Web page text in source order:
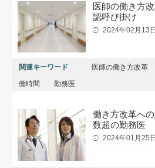
医師の働き方
認呼び掛け
2024年02月13
関連キーワード 医師の働き方改革
働時間
勤務医
働き方改革へ
数超の勤務医
2024年01月25